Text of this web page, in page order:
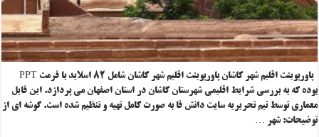
پاورپوینت اقلیم شهر کاشان پاورپوینت اقلیم شهر کاشان شامل ۸۲ اسلاید با فرمت PPT
بوده که به بررسی شرایط اقلیمی شهرستان کاشان در استان اصفهان می پردازد. این فایل
معماری توسط تیم تحریریه سایت دانش فا به صورت کامل تهیه و تنظیم شده است. گوشه ای از
توضیحات: شهر …